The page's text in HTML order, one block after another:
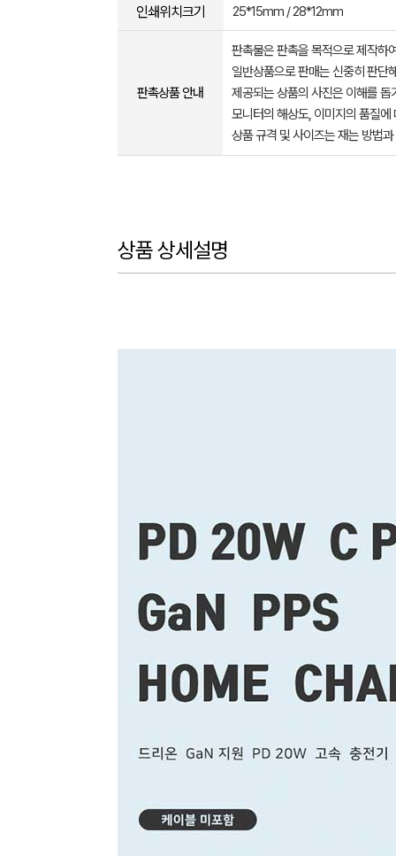
인쇄위치크기 25*15mm / 28*12mm
판촉상품 안내
판촉물은 판촉을 목적으로 제작하
일반상품으로 판매는 신중히 판단
제공되는 상품의 사진은 이해를
모니터의 해상도, 이미지의 품질
상품 규격 및 사이즈는 재는 방법
상품 상세설명